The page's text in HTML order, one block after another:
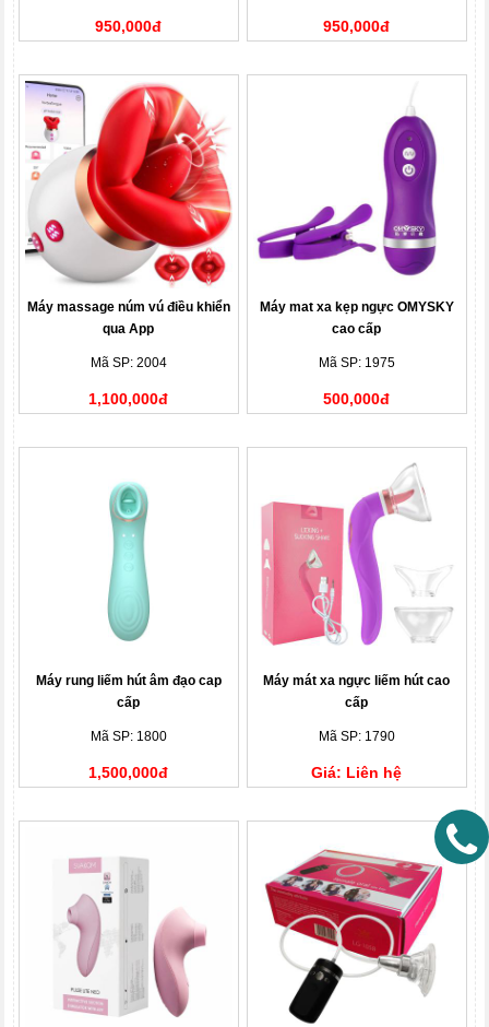
950,000đ 950,000đ
Máy massage núm vú điều khiển
qua App
Mã SP: 2004
1,100,000đ
Máy mat xa kẹp ngực OMYSKY
cao cấp
Mã SP: 1975
500,000đ
Máy rung liếm hút âm đạo cap
cấp
Mã SP: 1800
1,500,000đ
Máy mát xa ngực liếm hút cao
cấp
Mã SP: 1790
Giá: Liên hệ